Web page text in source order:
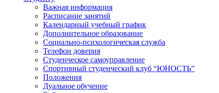
Важная информация
Расписание занятий
Календарный учебный график
Дополнительное образование
Социально-психологическая служба
Телефон доверия
Студенческое самоуправление
Спортивный студенческий клуб “ЮНОСТЬ”
Положения
Дуальное обучение